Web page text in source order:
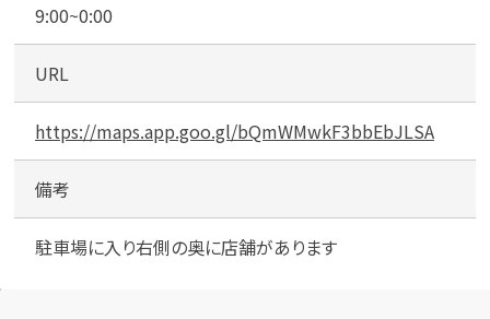
車
9:00~0:00
URL
https://maps.app.goo.gl/bQmWMwkF3bbEbJLSA
備考
駐車場に入り右側の奥に店舗があります